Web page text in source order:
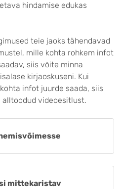
hindamise edukas
teie jaoks tähendavad
mille kohta rohkem infot
siis võite minna
kirjaoskuseni. Kui
infot juurde saada, siis
videoesitlust.
mittekaristav